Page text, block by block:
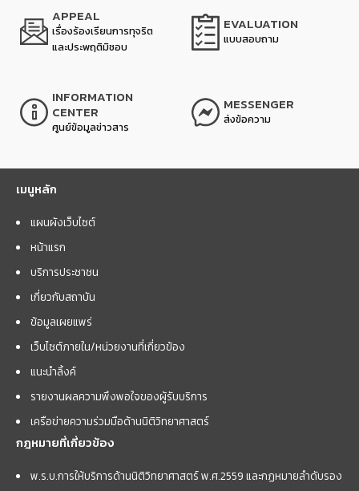
APPEAL
เรื่องร้องเรียนการทุจริต
และประพฤติมิชอบ
EVALUATION
แบบสอบถาม
INFORMATION
CENTER
ศูนย์ข้อมูลข่าวสาร
MESSENGER
ส่งข้อความ
เมนูหลัก
แผนผังเว็บไซต์
หน้าแรก
บริการประชาชน
เกี่ยวกับสถาบัน
ข้อมูลเผยแพร่
เว็บไซต์ภายใน/หน่วยงานที่เกี่ยวข้อง
แนะนำลิ้งค์
รายงานผลความพึงพอใจของผู้รับบริการ
เครือข่ายความร่วมมือด้านนิติวิทยาศาสตร์
กฎหมายที่เกี่ยวข้อง
พ.ร.บ.การให้บริการด้านนิติวิทยาศาสตร์ พ.ศ.2559 และกฏหมายลำดับรอง